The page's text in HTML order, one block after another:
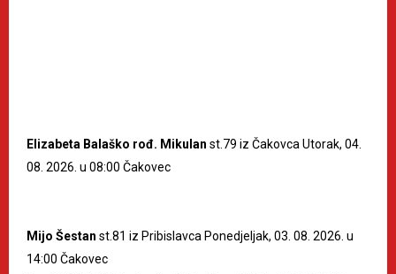
Elizabeta Balaško rođ. Mikulan st.79 iz Čakovca Utorak, 04.
08. 2026. u 08:00 Čakovec
Mijo Šestan st.81 iz Pribislavca Ponedjeljak, 03. 08. 2026. u
14:00 Čakovec